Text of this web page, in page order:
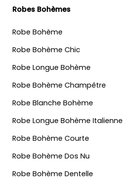
Robes Bohèmes
Robe Bohème
Robe Bohème Chic
Robe Longue Bohème
Robe Bohème Champêtre
Robe Blanche Bohème
Robe Longue Bohème Italienne
Robe Bohème Courte
Robe Bohème Dos Nu
Robe Bohème Dentelle